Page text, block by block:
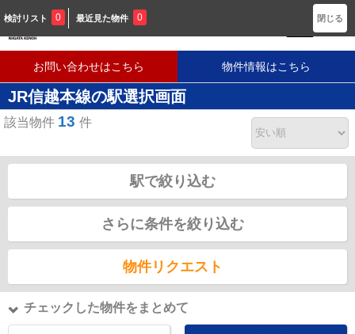
新潟に密着した不動産会社です
お問い合わせはこちら 物件情報はこちら
JR信越本線の駅選択画面
該当物件 13 件
駅で絞り込む
さらに条件を絞り込む
物件リクエスト
チェックした物件をまとめて
検討リスト 0 最近見た物件 0 閉じる